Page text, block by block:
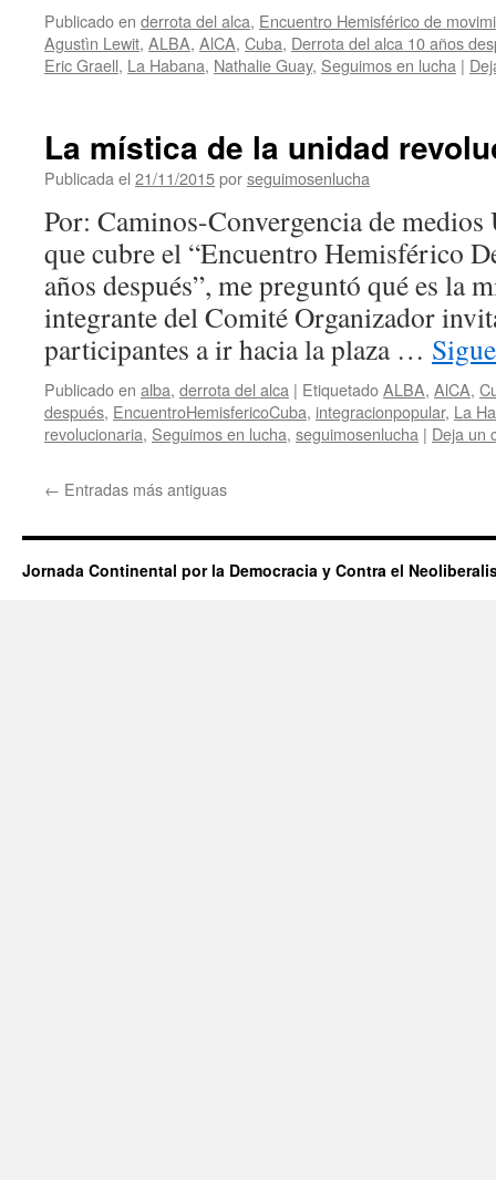
Publicado en derrota del alca, Encuentro Hemisférico de
Agustìn Lewit, ALBA, AlCA, Cuba, Derrota del alca 10 años
Eric Graell, La Habana, Nathalie Guay, Seguimos en lucha |
La mística de la unidad
Publicada el 21/11/2015porseguimosenlucha
Por: Caminos-Convergencia de
que cubre el “Encuentro Hemisférico
años después”, me preguntó qué es la
integrante del Comité Organizador
participantes a ir hacia la plaza …
Publicado en alba, derrota del alca | EtiquetadoALBA, AlCA,
después, EncuentroHemisfericoCuba, integracionpopular, La
revolucionaria, Seguimos en lucha, seguimosenlucha | Deja un
← Entradas más antiguas
Jornada Continental por la Democracia y Contra el